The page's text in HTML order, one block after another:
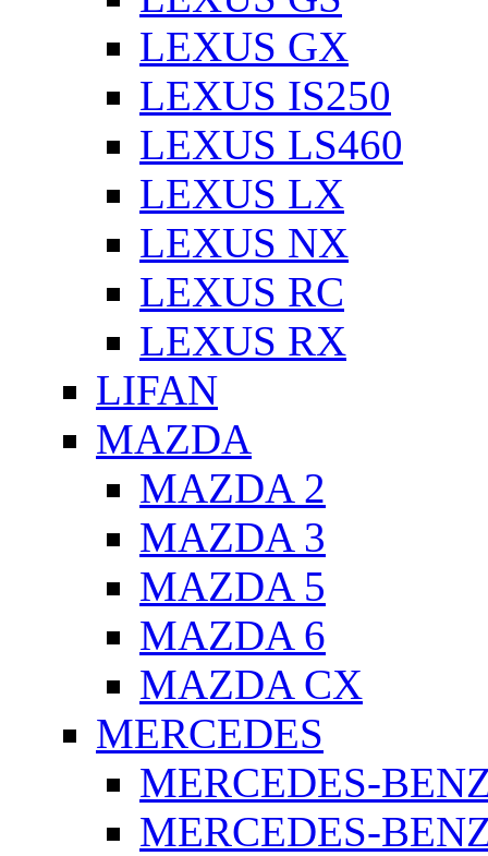
LEXUS GX
LEXUS IS250
LEXUS LS460
LEXUS LX
LEXUS NX
LEXUS RC
LEXUS RX
LIFAN
MAZDA
MAZDA 2
MAZDA 3
MAZDA 5
MAZDA 6
MAZDA CX
MERCEDES
MERCEDES-
MERCEDES-